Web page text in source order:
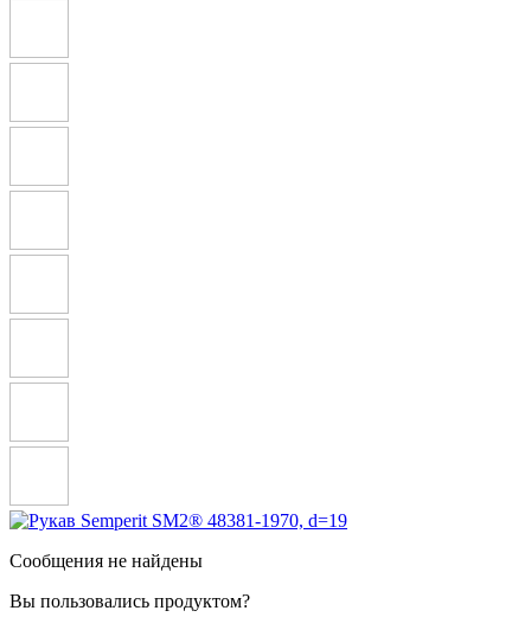
Сообщения не найдены
Вы пользовались продуктом?